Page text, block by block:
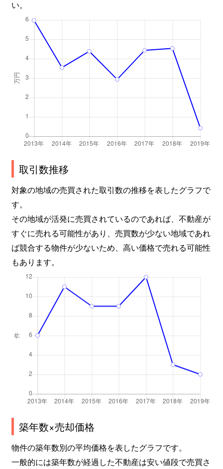
い。
取引数推移
対象の地域の売買された取引数の推移を表したグラフで
す。
その地域が活発に売買されているのであれば、不動産が
すぐに売れる可能性があり、売買数が少ない地域であれ
ば競合する物件が少ないため、高い価格で売れる可能性
もあります。
築年数×売却価格
物件の築年数別の平均価格を表したグラフです。
一般的には築年数が経過した不動産は安い値段で売買さ